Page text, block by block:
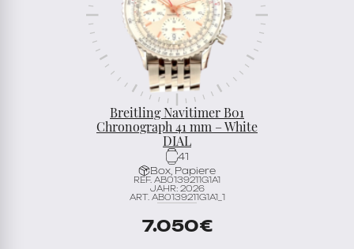
Breitling Navitimer B01
Chronograph 41 mm – White
DIAL
41
Box, Papiere
REF. AB0139211G1A1
JAHR: 2026
ART. AB0139211G1A1_1
7.050€